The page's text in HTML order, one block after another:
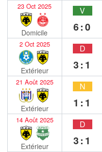
23 Oct 2025
Domicile
V
6:0
2 Oct 2025
Extérieur
D
3:1
21 Août 2025
Extérieur
N
1:1
14 Août 2025
Extérieur
D
3:1